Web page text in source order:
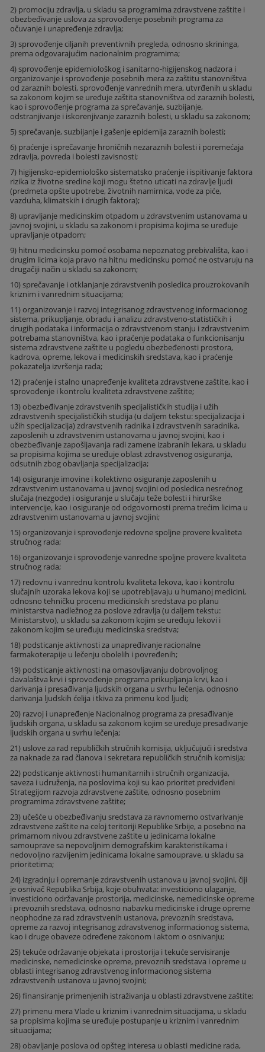
2) promociju zdravlja, u skladu sa programima zdravstvene zaštite i
obezbeđivanje uslova za sprovođenje posebnih programa za
očuvanje i unapređenje zdravlja;
3) sprovođenje ciljanih preventivnih pregleda, odnosno skrininga,
prema odgovarajućim nacionalnim programima;
4) sprovođenje epidemiološkog i sanitarno-higijenskog nadzora i
organizovanje i sprovođenje posebnih mera za zaštitu stanovništva
od zaraznih bolesti, sprovođenje vanrednih mera, utvrđenih u skladu
sa zakonom kojim se uređuje zaštita stanovništva od zaraznih bolesti,
kao i sprovođenje programa za sprečavanje, suzbijanje,
odstranjivanje i iskorenjivanje zaraznih bolesti, u skladu sa zakonom;
5) sprečavanje, suzbijanje i gašenje epidemija zaraznih bolesti;
6) praćenje i sprečavanje hroničnih nezaraznih bolesti i poremećaja
zdravlja, povreda i bolesti zavisnosti;
7) higijensko-epidemiološko sistematsko praćenje i ispitivanje faktora
rizika iz životne sredine koji mogu štetno uticati na zdravlje ljudi
(predmeta opšte upotrebe, životnih namirnica, vode za piće,
vazduha, klimatskih i drugih faktora);
8) upravljanje medicinskim otpadom u zdravstvenim ustanovama u
javnoj svojini, u skladu sa zakonom i propisima kojima se uređuje
upravljanje otpadom;
9) hitnu medicinsku pomoć osobama nepoznatog prebivališta, kao i
drugim licima koja pravo na hitnu medicinsku pomoć ne ostvaruju na
drugačiji način u skladu sa zakonom;
10) sprečavanje i otklanjanje zdravstvenih posledica prouzrokovanih
kriznim i vanrednim situacijama;
11) organizovanje i razvoj integrisanog zdravstvenog informacionog
sistema, prikupljanje, obradu i analizu zdravstveno-statističkih i
drugih podataka i informacija o zdravstvenom stanju i zdravstvenim
potrebama stanovništva, kao i praćenje podataka o funkcionisanju
sistema zdravstvene zaštite u pogledu obezbeđenosti prostora,
kadrova, opreme, lekova i medicinskih sredstava, kao i praćenje
pokazatelja izvršenja rada;
12) praćenje i stalno unapređenje kvaliteta zdravstvene zaštite, kao i
sprovođenje i kontrolu kvaliteta zdravstvene zaštite;
13) obezbeđivanje zdravstvenih specijalističkih studija i užih
zdravstvenih specijalističkih studija (u daljem tekstu: specijalizacija i
užih specijalizacija) zdravstvenih radnika i zdravstvenih saradnika,
zaposlenih u zdravstvenim ustanovama u javnoj svojini, kao i
obezbeđivanje zapošljavanja radi zamene izabranih lekara, u skladu
sa propisima kojima se uređuje oblast zdravstvenog osiguranja,
odsutnih zbog obavljanja specijalizacija;
14) osiguranje imovine i kolektivno osiguranje zaposlenih u
zdravstvenim ustanovama u javnoj svojini od posledica nesrećnog
slučaja (nezgode) i osiguranje u slučaju teže bolesti i hirurške
intervencije, kao i osiguranje od odgovornosti prema trećim licima u
zdravstvenim ustanovama u javnoj svojini;
15) organizovanje i sprovođenje redovne spoljne provere kvaliteta
stručnog rada;
16) organizovanje i sprovođenje vanredne spoljne provere kvaliteta
stručnog rada;
17) redovnu i vanrednu kontrolu kvaliteta lekova, kao i kontrolu
slučajnih uzoraka lekova koji se upotrebljavaju u humanoj medicini,
odnosno tehničku procenu medicinskih sredstava po planu
ministarstva nadležnog za poslove zdravlja (u daljem tekstu:
Ministarstvo), u skladu sa zakonom kojim se uređuju lekovi i
zakonom kojim se uređuju medicinska sredstva;
18) podsticanje aktivnosti za unapređivanje racionalne
farmakoterapije u lečenju obolelih i povređenih;
19) podsticanje aktivnosti na omasovljavanju dobrovoljnog
davalaštva krvi i sprovođenje programa prikupljanja krvi, kao i
darivanja i presađivanja ljudskih organa u svrhu lečenja, odnosno
darivanja ljudskih ćelija i tkiva za primenu kod ljudi;
20) razvoj i unapređenje Nacionalnog programa za presađivanje
ljudskih organa, u skladu sa zakonom kojim se uređuje presađivanje
ljudskih organa u svrhu lečenja;
21) uslove za rad republičkih stručnih komisija, uključujući i sredstva
za naknade za rad članova i sekretara republičkih stručnih komisija;
22) podsticanje aktivnosti humanitarnih i stručnih organizacija,
saveza i udruženja, na poslovima koji su kao prioritet predviđeni
Strategijom razvoja zdravstvene zaštite, odnosno posebnim
programima zdravstvene zaštite;
23) učešće u obezbeđivanju sredstava za ravnomerno ostvarivanje
zdravstvene zaštite na celoj teritoriji Republike Srbije, a posebno na
primarnom nivou zdravstvene zaštite u jedinicama lokalne
samouprave sa nepovoljnim demografskim karakteristikama i
nedovoljno razvijenim jedinicama lokalne samouprave, u skladu sa
prioritetima;
24) izgradnju i opremanje zdravstvenih ustanova u javnoj svojini, čiji
je osnivač Republika Srbija, koje obuhvata: investiciono ulaganje,
investiciono održavanje prostorija, medicinske, nemedicinske opreme
i prevoznih sredstava, odnosno nabavku medicinske i druge opreme
neophodne za rad zdravstvenih ustanova, prevoznih sredstava,
opreme za razvoj integrisanog zdravstvenog informacionog sistema,
kao i druge obaveze određene zakonom i aktom o osnivanju;
25) tekuće održavanje objekata i prostorija i tekuće servisiranje
medicinske, nemedicinske opreme, prevoznih sredstava i opreme u
oblasti integrisanog zdravstvenog informacionog sistema
zdravstvenih ustanova u javnoj svojini;
26) finansiranje primenjenih istraživanja u oblasti zdravstvene zaštite;
27) primenu mera Vlade u kriznim i vanrednim situacijama, u skladu
sa propisima kojima se uređuje postupanje u kriznim i vanrednim
situacijama;
28) obavljanje poslova od opšteg interesa u oblasti medicine rada,